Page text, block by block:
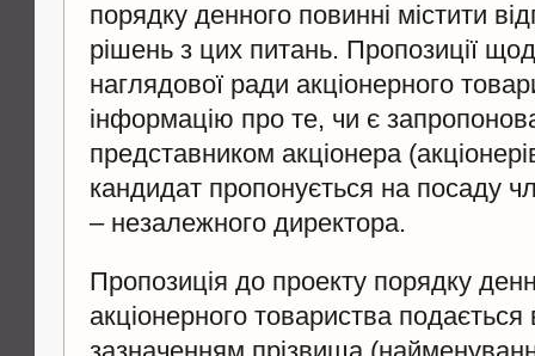
порядку денного повинні містити
рішень з цих питань. Пропозиції
наглядової ради акціонерного
інформацію про те, чи є
представником акціонера
кандидат пропонується на посаду
– незалежного директора.
Пропозиція до проекту порядку
акціонерного товариства подається